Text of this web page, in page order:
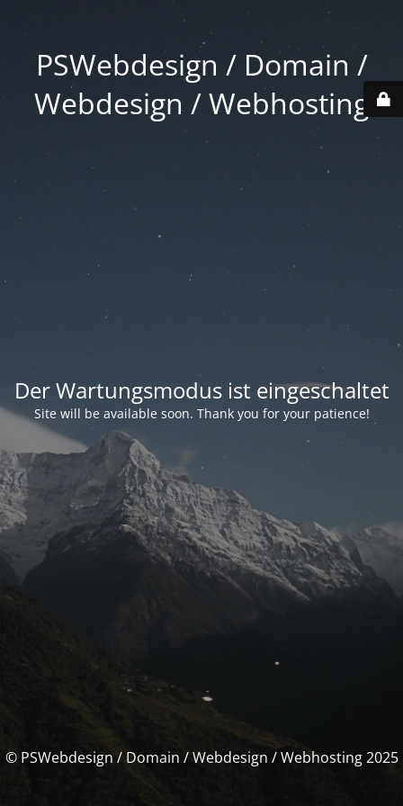
PSWebdesign / Domain /
Webdesign / Webhosting
Der Wartungsmodus ist eingeschaltet
Site will be available soon. Thank you for your patience!
© PSWebdesign / Domain / Webdesign / Webhosting 2025